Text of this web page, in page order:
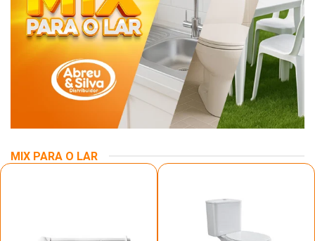
MIX PARA O LAR